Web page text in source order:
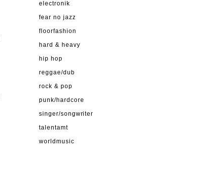
electronik
fear no jazz
floorfashion
hard & heavy
hip hop
reggae/dub
rock & pop
punk/hardcore
singer/songwriter
talentamt
worldmusic